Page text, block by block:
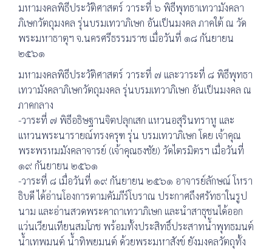
มหามงคลพิธีประวัติศาสตร์ วาระที่ ๖ พิธีพุทธาเทวามังคลา
ภิเษกวัตถุมงคล รุ่นบรมเทวาภิเษก อันเป็นมงคล ภาคใต้ ณ วัด
พระมหาธาตุฯ จ.นครศรีธรรมราช เมื่อวันที่ ๑๘ กันยายน
๒๕๖๑
มหามงคลพิธีประวัติศาสตร์ วาระที่ ๗ และวาระที่ ๘ พิธีพุทธา
เทวามังคลาภิเษกวัตถุมงคล รุ่นบรมเทวาภิเษก อันเป็นมงคล ณ
ภาคกลาง
-วาระที่ ๗ พิธีอธิษฐานจิตปลุกเสก แหวนอสุรินทราหู และ
แหวนพระนารายณ์ทรงครุฑ รุ่น บรมเทวาภิเษก โดย เจ้าคุณ
พระพรหมมังคลาจารย์ (เจ้าคุณธงชัย) วัดไตรมิตรฯ เมื่อวันที่
๑๙ กันยายน ๒๕๖๑
-วาระที่ ๘ เมื่อวันที่ ๑๙ กันยายน ๒๕๖๑ อาจารย์ลักษณ์ โหรา
ธิบดี ได้อ่านโองการตามคัมภีร์โบราณ ประกาศถึงศรัทธาในรูป
นาม และอ่านสวดพระคาถาเทวาภิเษก และนำสาธุชนได้ออก
แว่นเวียนเทียนสมโภช พร้อมทั้งประสิทธิ์ประสาทน้ำพุทธมนต์
น้ำเทพมนต์ น้ำทิพยมนต์ ด้วยพระมหาสังข์ ยังมงคลวัตถุทั้ง